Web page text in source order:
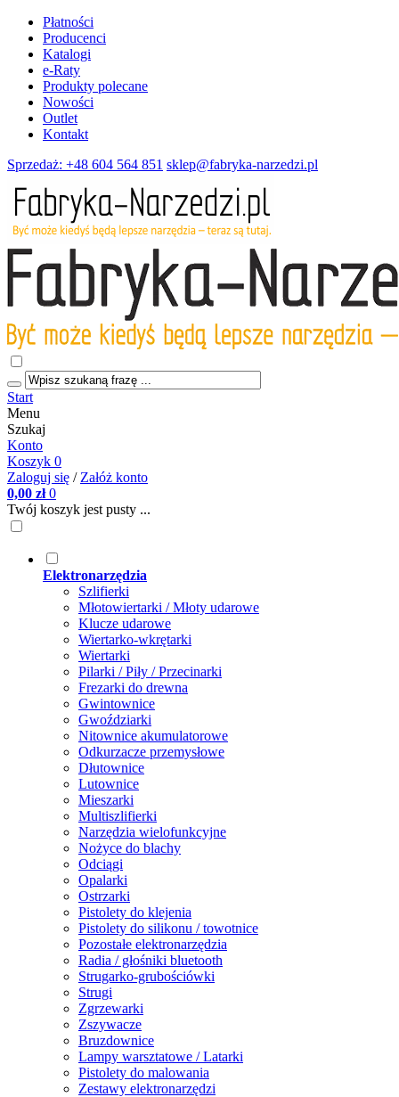
Płatności
Producenci
Katalogi
e-Raty
Produkty polecane
Nowości
Outlet
Kontakt
Sprzedaż: +48 604 564 851 sklep@fabryka-narzedzi.pl
Start
Menu
Szukaj
Konto
Koszyk 0
Zaloguj się / Załóż konto
0,00 zł 0
Twój koszyk jest pusty ...
Elektronarzędzia
Szlifierki
Młotowiertarki / Młoty udarowe
Klucze udarowe
Wiertarko-wkrętarki
Wiertarki
Pilarki / Piły / Przecinarki
Frezarki do drewna
Gwintownice
Gwoździarki
Nitownice akumulatorowe
Odkurzacze przemysłowe
Dłutownice
Lutownice
Mieszarki
Multiszlifierki
Narzędzia wielofunkcyjne
Nożyce do blachy
Odciągi
Opalarki
Ostrzarki
Pistolety do klejenia
Pistolety do silikonu / towotnice
Pozostałe elektronarzędzia
Radia / głośniki bluetooth
Strugarko-grubościówki
Strugi
Zgrzewarki
Zszywacze
Bruzdownice
Lampy warsztatowe / Latarki
Pistolety do malowania
Zestawy elektronarzędzi